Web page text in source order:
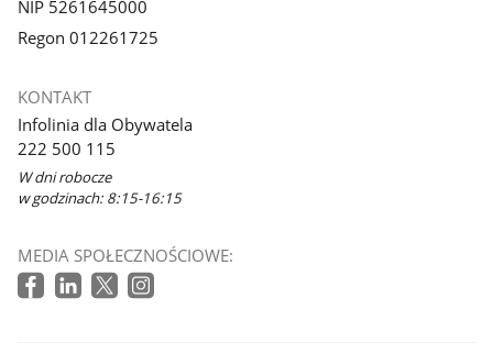
NIP 5261645000
Regon 012261725
KONTAKT
Infolinia dla Obywatela
222 500 115
W dni robocze
w godzinach: 8:15-16:15
MEDIA SPOŁECZNOŚCIOWE: